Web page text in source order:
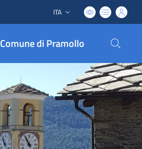
Lingua attiva:
ITA
Comune di Pramollo